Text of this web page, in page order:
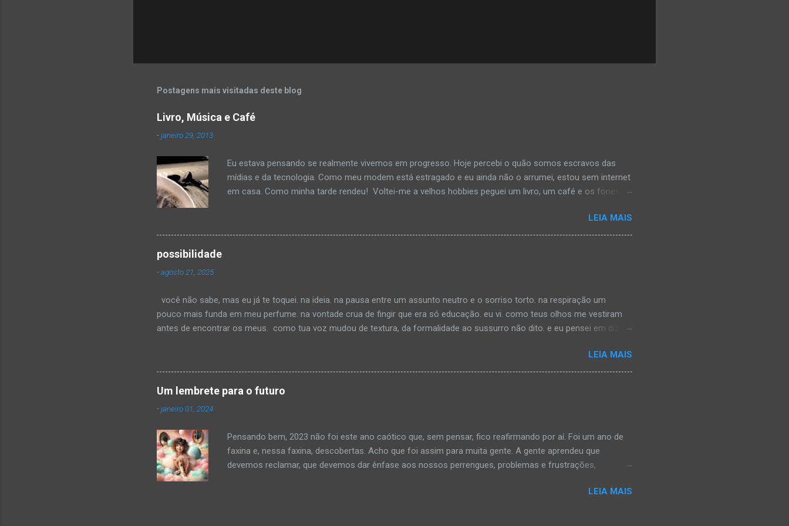
Postagens mais visitadas deste blog
Livro, Música e Café
-janeiro 29, 2013
Eu estava pensando se realmente vivemos em progresso. Hoje percebi o quão somos escravos das
mídias e da tecnologia. Como meu modem está estragado e eu ainda não o arrumei, estou sem internet
em casa. Como minha tarde rendeu! Voltei-me a velhos hobbies peguei um livro, um café e os fones,
canção qualquer... O interessante é que nem me dei conta do tempo passando, quando percebi, havia
várias páginas viradas e um turbilhão de pensamentos processando as informações que estava
LEIA MAIS
possibilidade
-agosto 21, 2025
você não sabe, mas eu já te toquei. na ideia. na pausa entre um assunto neutro e o sorriso torto. na respiração um
pouco mais funda em meu perfume. na vontade crua de fingir que era só educação. eu vi. como teus olhos me vestiram
antes de encontrar os meus. como tua voz mudou de textura, da formalidade ao sussurro não dito. e eu pensei em dizer,
na forma como teu corpo ocupa espaço. no jeito que tua camisa dobra no ombro. no calor do teu pescoço imaginado. na
curva dos teus lábios quando ri sem motivo. eu imaginei teu cheiro. não o do perfume... imaginei tua boca:lenta. insegura,
no começo. até descobrir que eu gosto de comando. Nada é mais perigoso do que alguém que provoca, sem saber o
quanto provoca. ou sabe? sabe.
LEIA MAIS
Um lembrete para o futuro
-janeiro 01, 2024
Pensando bem, 2023 não foi este ano caótico que, sem pensar, fico reafirmando por aí. Foi um ano de
faxina e, nessa faxina, descobertas. Acho que foi assim para muita gente. A gente aprendeu que
devemos reclamar, que devemos dar ênfase aos nossos perrengues, problemas e frustrações,
coisas que não dão certo. Tanto que lembramos muito mais do que nos frustrou do que do queLEIA MAIS